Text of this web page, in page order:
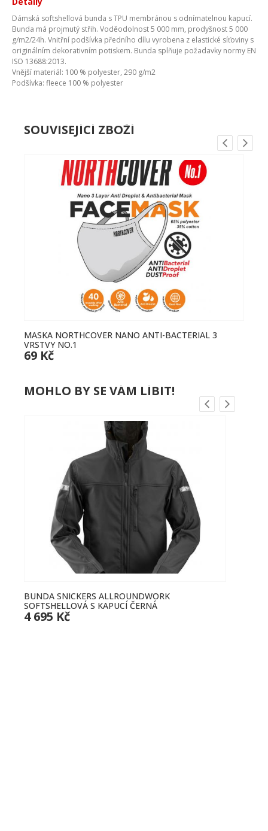
Dámská softshellová bunda s TPU membránou s odnímatelnou kapucí.
Bunda má projmutý střih. Voděodolnost 5 000 mm, prodyšnost 5 000
g/m2/24h. Vnitřní podšívka předního dílu vyrobena z elastické síťoviny s
originálním dekorativním potiskem. Bunda splňuje požadavky normy EN
ISO 13688:2013.
Vnější materiál: 100 % polyester, 290 g/m2
Podšívka: fleece 100 % polyester
SOUVISEJÍCÍ ZBOŽÍ
MASKA NORTHCOVER NANO ANTI-BACTERIAL 3
VRSTVY NO.1
69 Kč
MOHLO BY SE VÁM LÍBIT!
BUNDA SNICKERS ALLROUNDWORK
SOFTSHELLOVÁ S KAPUCÍ ČERNÁ
4 695 Kč